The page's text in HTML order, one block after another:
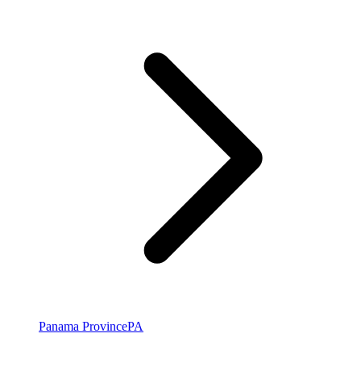
Panama ProvincePA